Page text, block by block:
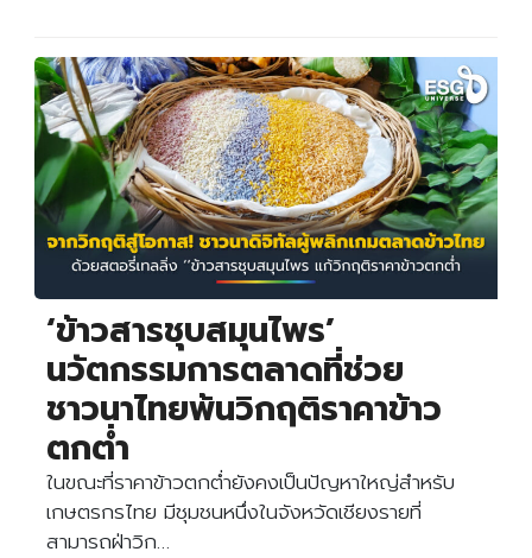
‘ข้าวสารชุบสมุนไพร’
นวัตกรรมการตลาดที่ช่วย
ชาวนาไทยพ้นวิกฤติราคาข้าว
ตกต่ำ
ในขณะที่ราคาข้าวตกต่ำยังคงเป็นปัญหาใหญ่สำหรับ
เกษตรกรไทย มีชุมชนหนึ่งในจังหวัดเชียงรายที่
สามารถฝ่าวิก…